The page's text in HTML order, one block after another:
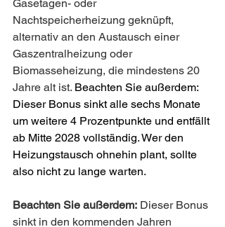
Gasetagen- oder
Nachtspeicherheizung geknüpft,
alternativ an den Austausch einer
Gaszentralheizung oder
Biomasseheizung, die mindestens 20
Jahre alt ist. Beachten Sie außerdem:
Dieser Bonus sinkt alle sechs Monate
um weitere 4 Prozentpunkte und entfällt
ab Mitte 2028 vollständig. Wer den
Heizungstausch ohnehin plant, sollte
also nicht zu lange warten.
Beachten Sie außerdem: Dieser Bonus
sinkt in den kommenden Jahren